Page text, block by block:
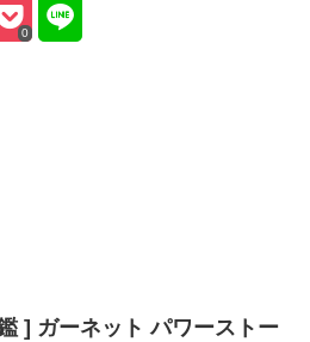
0
] ガーネット パワーストー